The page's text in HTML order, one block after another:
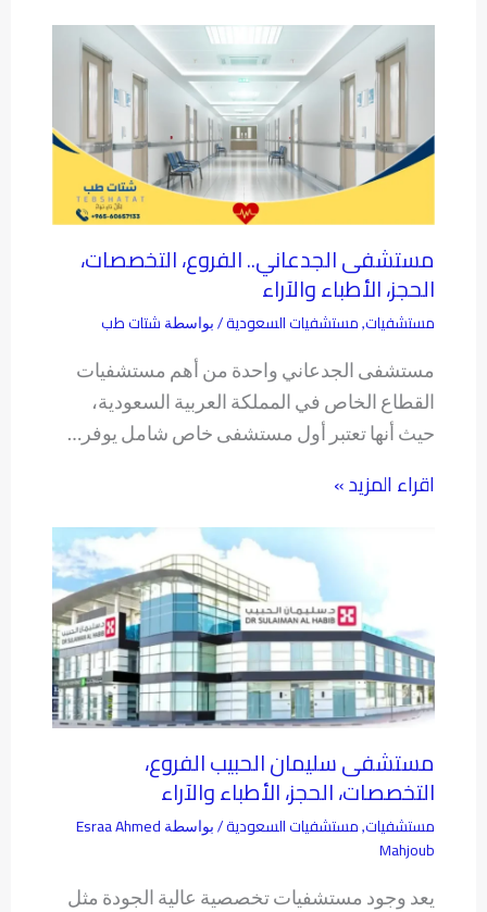
مستشفى الجدعاني.. الفروع، التخصصات،
الحجز، الأطباء والآراء
مستشفيات, مستشفيات السعودية/ بواسطة شتات طب
مستشفى الجدعاني واحدة من أهم مستشفيات
القطاع الخاص في المملكة العربية السعودية،
حيث أنها تعتبر أول مستشفى خاص شامل يوفر…
اقراء المزيد »
مستشفى سليمان الحبيب الفروع،
التخصصات، الحجز، الأطباء والآراء
مستشفيات, مستشفيات السعودية/ بواسطة Esraa Ahmed
Mahjoub
يعد وجود مستشفيات تخصصية عالية الجودة مثل